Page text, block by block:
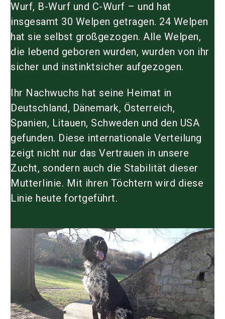
Wurf, B-Wurf und C-Wurf – und hat
insgesamt 30 Welpen getragen. 24 Welpen
hat sie selbst großgezogen. Alle Welpen,
die lebend geboren wurden, wurden von ihr
sicher und instinktsicher aufgezogen.
Ihr Nachwuchs hat seine Heimat in
Deutschland, Dänemark, Österreich,
Spanien, Litauen, Schweden und den USA
gefunden. Diese internationale Verteilung
zeigt nicht nur das Vertrauen in unsere
Zucht, sondern auch die Stabilität dieser
Mutterlinie. Mit ihren Töchtern wird diese
Linie heute fortgeführt.